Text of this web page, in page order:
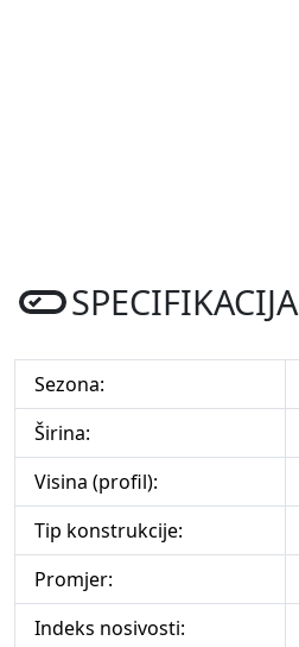
SPECIFIKACIJA
Sezona:
Širina:
Visina (profil):
Tip konstrukcije:
Promjer:
Indeks nosivosti: